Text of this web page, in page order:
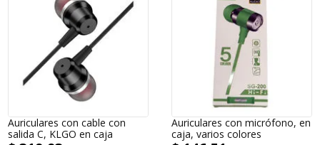
Auriculares con cable con
salida C, KLGO en caja
Auriculares con micrófono, en
caja, varios colores